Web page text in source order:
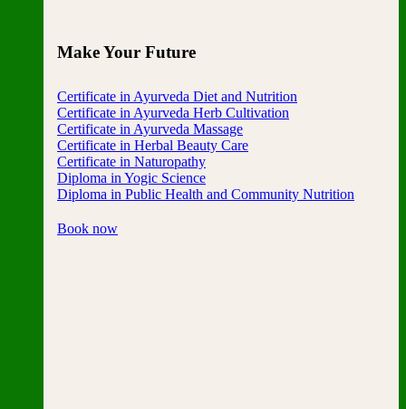
Make Your Future
Certificate in Ayurveda Diet and Nutrition
Certificate in Ayurveda Herb Cultivation
Certificate in Ayurveda Massage
Certificate in Herbal Beauty Care
Certificate in Naturopathy
Diploma in Yogic Science
Diploma in Public Health and Community Nutrition
Book now